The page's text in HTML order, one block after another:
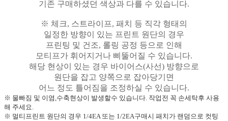
기존 구매하셨던 색상과 다를 수 있습니다.
※ 체크, 스트라이프, 패치 등 직각 형태의
일정한 방향이 있는 프린트 원단의 경우
프린팅 및 건조, 롤링 공정 등으로 인해
모티프가 휘어지거나 삐뚤어질 수 있습니다.
해당 현상이 있는 경우 바이어스(사선) 방향으로
원단을 잡고 양쪽으로 잡아당기면
어느 정도 틀어짐을 조정하실 수 있습니다.
※ 물빠짐 및 이염,수축현상이 발생할수 있습니다. 작업전 꼭 손세탁후 사용
해 주세요.
※ 멀티프린트 원단의 경우 1/4EA 또는 1/2EA구매시 패치가 랜덤으로 컷팅